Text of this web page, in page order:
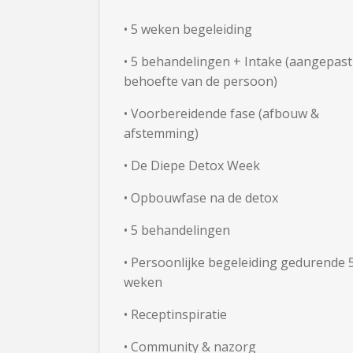
• 5 weken begeleiding
• 5 behandelingen + Intake
behoefte van de persoon)
• Voorbereidende fase (afbouw &
afstemming)
• De Diepe Detox Week
• Opbouwfase na de detox
• 5 behandelingen
• Persoonlijke begeleiding gedurende
weken
• Receptinspiratie
• Community & nazorg